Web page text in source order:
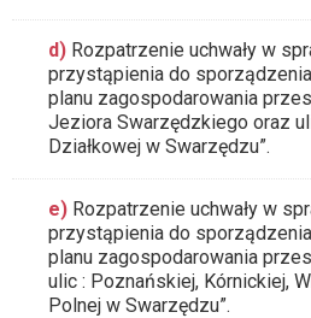
d) Rozpatrzenie uchwały w
przystąpienia do
planu zagospodarowania
Jeziora Swarzędzkiego oraz
Działkowej w Swarzędzu”.
e) Rozpatrzenie uchwały w
przystąpienia do
planu zagospodarowania
ulic : Poznańskiej, Kórnickiej,
Polnej w Swarzędzu”.